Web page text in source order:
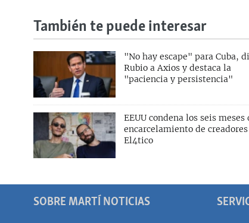
También te puede interesar
"No hay escape" para Cuba,
Rubio a Axios y destaca la
"paciencia y persistencia"
EEUU condena los seis meses
encarcelamiento de creadores
El4tico
SOBRE MARTÍ NOTICIAS